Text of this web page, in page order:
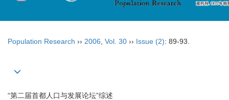
Population Research ›› 2006 Vol. 30 ›› Issue (2): 89-93.
“第二届首都人口与发展论坛”综述